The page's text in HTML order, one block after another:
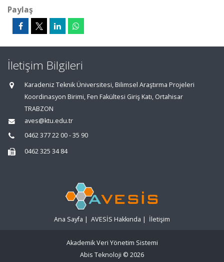
Paylaş
İletişim Bilgileri
Karadeniz Teknik Üniversitesi, Bilimsel Araştırma Projeleri
Koordinasyon Birimi, Fen Fakültesi Giriş Katı, Ortahisar
TRABZON
aves@ktu.edu.tr
0462 377 22 00 - 35 90
0462 325 34 84
Ana Sayfa | AVESİS Hakkında | İletişim
Akademik Veri Yönetim Sistemi
Abis Teknoloji © 2026